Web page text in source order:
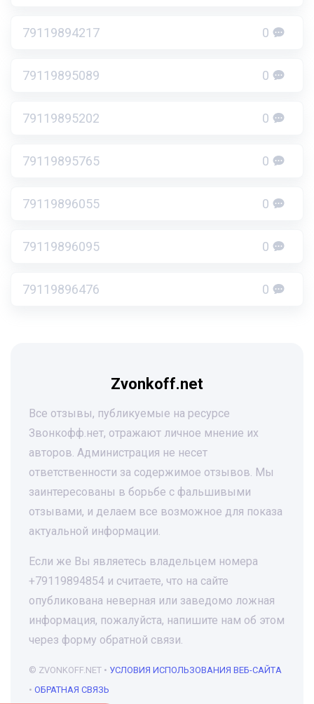
79119894217 0
79119895089 0
79119895202 0
79119895765 0
79119896055 0
79119896095 0
79119896476 0
Zvonkoff.net
Все отзывы, публикуемые на ресурсе
Звонкофф.нет, отражают личное мнение их
авторов. Администрация не несет
ответственности за содержимое отзывов. Мы
заинтересованы в борьбе с фальшивыми
отзывами, и делаем все возможное для показа
актуальной информации.
Если же Вы являетесь владельцем номера
+79119894854 и считаете, что на сайте
опубликована неверная или заведомо ложная
информация, пожалуйста, напишите нам об этом
через форму обратной связи.
© ZVONKOFF.NET • УСЛОВИЯ ИСПОЛЬЗОВАНИЯ ВЕБ-САЙТА
• ОБРАТНАЯ СВЯЗЬ